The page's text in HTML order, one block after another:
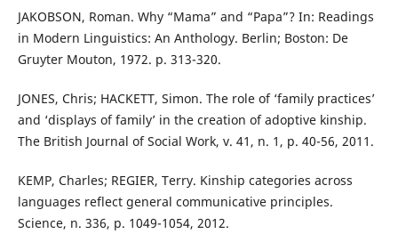
JAKOBSON, Roman. Why “Mama” and “Papa”? In: Readings
in Modern Linguistics: An Anthology. Berlin; Boston: De
Gruyter Mouton, 1972. p. 313-320.
JONES, Chris; HACKETT, Simon. The role of ‘family practices’
and ‘displays of family’ in the creation of adoptive kinship.
The British Journal of Social Work, v. 41, n. 1, p. 40-56, 2011.
KEMP, Charles; REGIER, Terry. Kinship categories across
languages reflect general communicative principles.
Science, n. 336, p. 1049-1054, 2012.